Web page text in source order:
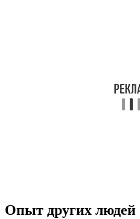
Опыт других людей